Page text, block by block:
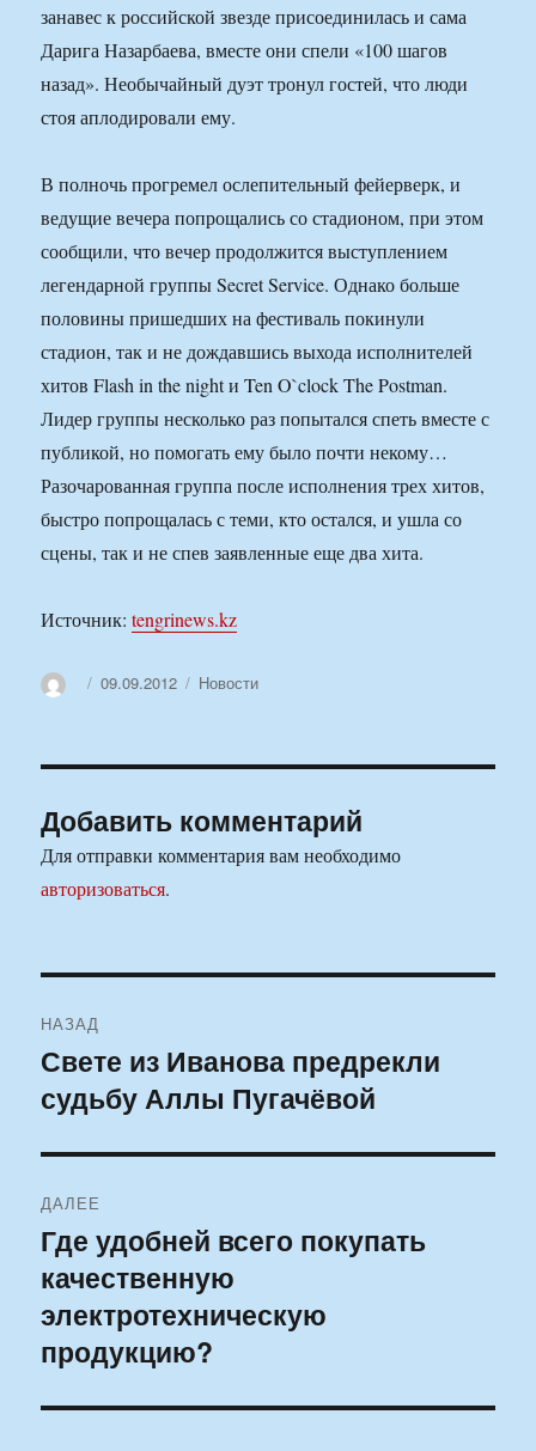
занавес к российской звезде присоединилась и сама
Дарига Назарбаева, вместе они спели «100 шагов
назад». Необычайный дуэт тронул гостей, что люди
стоя аплодировали ему.
В полночь прогремел ослепительный фейерверк, и
ведущие вечера попрощались со стадионом, при этом
сообщили, что вечер продолжится выступлением
легендарной группы Secret Service. Однако больше
половины пришедших на фестиваль покинули
стадион, так и не дождавшись выхода исполнителей
хитов Flash in the night и Ten O`clock The Postman.
Лидер группы несколько раз попытался спеть вместе с
публикой, но помогать ему было почти некому…
Разочарованная группа после исполнения трех хитов,
быстро попрощалась с теми, кто остался, и ушла со
сцены, так и не спев заявленные еще два хита.
Источник:tengrinews.kz
АвторОпубликовано
09.09.2012 Рубрики
Новости
Добавить комментарий
Для отправки комментария вам необходимо
авторизоваться.
по
записям
НАЗАД
Предыдущая
запись:
Свете из Иванова предрекли
судьбу Аллы Пугачёвой
ДАЛЕЕ
Следующая
запись:
Где удобней всего покупать
качественную
электротехническую
продукцию?